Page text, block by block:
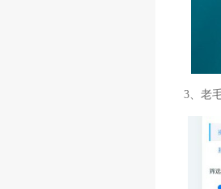
3、老